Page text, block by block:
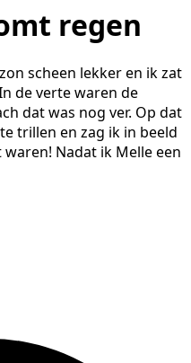
regen
scheen lekker en ik zat
de verte waren de
dat was nog ver. Op dat
trillen en zag ik in beeld
Nadat ik Melle een